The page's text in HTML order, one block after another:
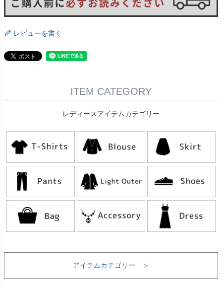
レビューを書く
ITEM CATEGORY
レディースアイテムカテゴリー
アイテムカテゴリー ＞